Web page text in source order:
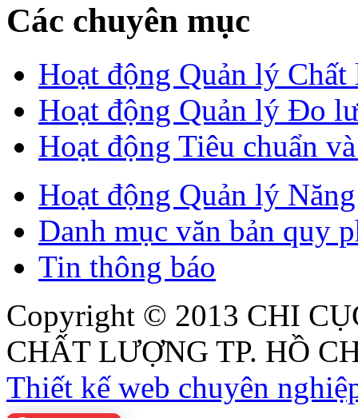
Các chuyên mục
Hoạt động Quản lý
Hoạt động Quản lý Đo
Hoạt động Tiêu chuẩn
Hoạt động Quản lý
Danh mục văn bản quy
Tin thông báo
Copyright © 2013 CHI
CHẤT LƯỢNG TP. HỒ
Thiết kế web chuyên